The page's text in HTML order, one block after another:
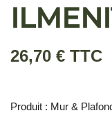
26,70 € TTC
Produit : Mur &